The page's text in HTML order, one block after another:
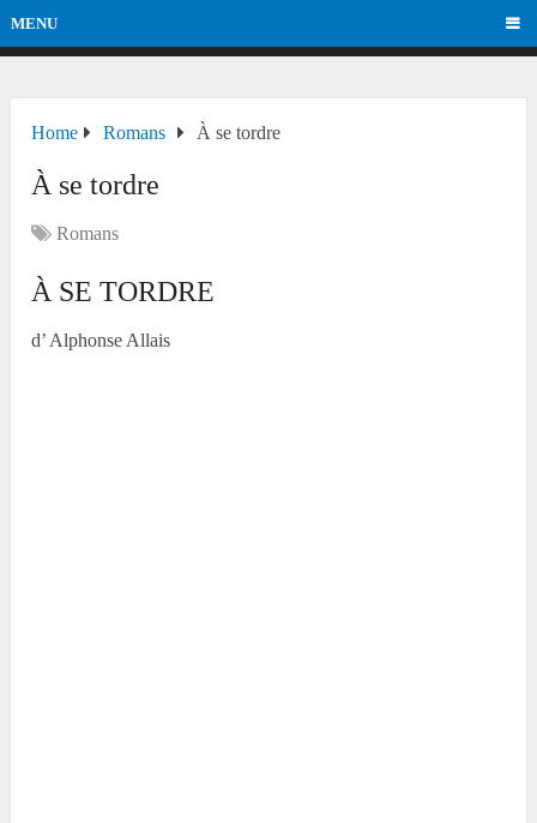
MENU
Home Romans À se tordre
À se tordre
Romans
À SE TORDRE
d’ Alphonse Allais